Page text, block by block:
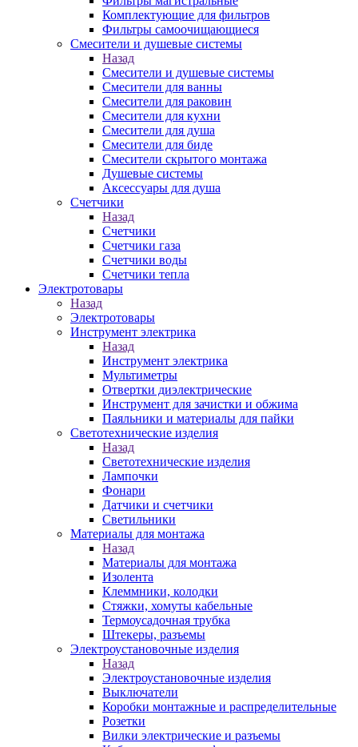
Комплектующие для фильтров
Фильтры самоочищающиеся
Смесители и душевые системы
Назад
Смесители и душевые системы
Смесители для ванны
Смесители для раковин
Смесители для кухни
Смесители для душа
Смесители для биде
Смесители скрытого монтажа
Душевые системы
Аксессуары для душа
Счетчики
Назад
Счетчики
Счетчики газа
Счетчики воды
Счетчики тепла
Электротовары
Назад
Электротовары
Инструмент электрика
Назад
Инструмент электрика
Мультиметры
Отвертки диэлектрические
Инструмент для зачистки и обжима
Паяльники и материалы для пайки
Светотехнические изделия
Назад
Светотехнические изделия
Лампочки
Фонари
Датчики и счетчики
Светильники
Материалы для монтажа
Назад
Материалы для монтажа
Изолента
Клеммники, колодки
Стяжки, хомуты кабельные
Термоусадочная трубка
Штекеры, разъемы
Электроустановочные изделия
Назад
Электроустановочные изделия
Выключатели
Коробки монтажные и распределительные
Розетки
Вилки электрические и разъемы